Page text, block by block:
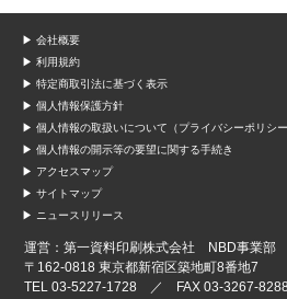
▶ 会社概要
▶ 利用規約
▶ 特定商取引法に基づく表示
▶ 個人情報保護方針
▶ 個人情報の取扱いについて（プライバシーポリシー
▶ 個人情報の開示等の要望に関する手続き
▶ アクセスマップ
▶ サイトマップ
▶ ニュースリリース
運営：第一資料印刷株式会社 NBD事業部
〒162-0818 東京都新宿区築地町8番地7
TEL 03-5227-1728 ／ FAX 03-3267-8288